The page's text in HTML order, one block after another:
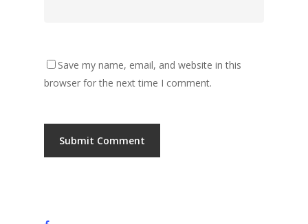
Save my name, email, and website in this
browser for the next time I comment.